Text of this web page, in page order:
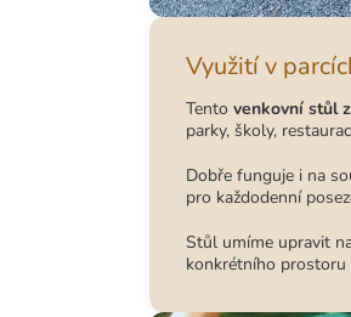
Využití v
Tento venkovní stůl
parky, školy,
Dobře funguje i na
pro každodenní
Stůl umíme upravit
konkrétního prostoru